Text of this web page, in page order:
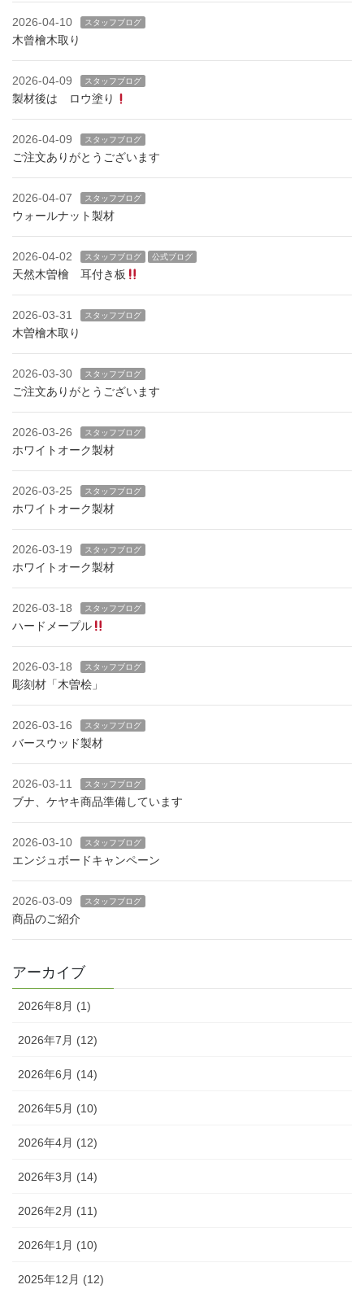
2026-04-10 スタッフブログ
木曾檜木取り
2026-04-09 スタッフブログ
製材後は ロウ塗り
2026-04-09 スタッフブログ
ご注文ありがとうございます
2026-04-07 スタッフブログ
ウォールナット製材
2026-04-02 スタッフブログ 公式ブログ
天然木曽檜 耳付き板
2026-03-31 スタッフブログ
木曽檜木取り
2026-03-30 スタッフブログ
ご注文ありがとうございます
2026-03-26 スタッフブログ
ホワイトオーク製材
2026-03-25 スタッフブログ
ホワイトオーク製材
2026-03-19 スタッフブログ
ホワイトオーク製材
2026-03-18 スタッフブログ
ハードメープル
2026-03-18 スタッフブログ
彫刻材「木曽桧」
2026-03-16 スタッフブログ
バースウッド製材
2026-03-11 スタッフブログ
ブナ、ケヤキ商品準備しています
2026-03-10 スタッフブログ
エンジュボードキャンペーン
2026-03-09 スタッフブログ
商品のご紹介
アーカイブ
2026年8月 (1)
2026年7月 (12)
2026年6月 (14)
2026年5月 (10)
2026年4月 (12)
2026年3月 (14)
2026年2月 (11)
2026年1月 (10)
2025年12月 (12)